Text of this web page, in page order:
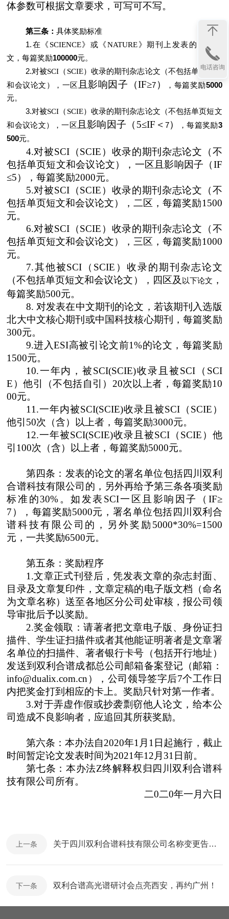
体参数可根据文章要求，可写可不写。
第三条：具体奖励标准
1.在《 SCIENCE》或《NATURE》期刊上发表的学术论
文，每篇奖励100000元。
2.对被SCI （ SCIE）收录的期刊杂志论文（不包括单页短文
和会议论文），一区 且影响因子（IF≥7 ） ，每篇奖励5000
元。
3.对被SCI （ SCIE）收录的期刊杂志论文（不包括单页短文
和会议论文），一区 且影响因子（ 5≤IF ＜ 7） ，每篇奖励3
500元。
4.对被SCI（SCIE ）收录的期刊杂志论文（不
包括单页短文和会议论文），一区且影响因子（IF
≤5），每篇奖励2000元。
5.对被SCI（SCIE ）收录的期刊杂志论文（不
包括单页短文和会议论文），二区，每篇奖励1500
元。
6.对被SCI（SCIE ）收录的期刊杂志论文（不
包括单页短文和会议论文），三区，每篇奖励1000
元。
7.其他被SCI （ SCIE ）收录的期刊杂志论文
（不包括单页短文和会议论文），四区及 以下论文 ，
每篇奖励500元。
8. 对发表在中文期刊的论文，若该期刊入选版
北大中文核心期刊或中国科技核心期刊，每篇奖励
300元。
9.进入ESI高被引论文前1%的论文，每篇奖励
1500元。
10.一年内，被SCI(SCIE)收录且被SCI（ SCI
E ）他引（不包括自引） 20次以上者，每篇奖励10
00元。
11.一年内被SCI(SCIE)收录且被SCI（ SCIE ）
他引 50次（含）以上者，每篇奖励3000元。
12.一年被SCI(SCIE)收录且被SCI（ SCIE ）他
引 100次（含）以上者，每篇奖励5000元。
第四条：发表的论文的署名单位包括四川双利
合谱科技有限公司的，另外再给予第三条各项奖励
标准的30% 。如发表 SCI一区且影响因子（ IF≥
7 ），每篇奖励5000元，署名单位包括四川双利合
谱科技有限公司的，另外奖励 5000*30%=1500
元，一共奖励6500元。
第五条：奖励程序
1.文章正式刊登后，凭发表文章的杂志封面、
目录及文章复印件，文章定稿的电子版文档（命名
为文章名称）送至各地区分公司处审核，报公司领
导审批后予以奖励。
2.奖金领取：请著者把文章电子版、身份证扫
描件、学生证扫描件或者其他能证明著者是文章署
名单位的扫描件、著者银行卡号（包括开行地址）
发送到双利合谱成都总公司邮箱备案登记（邮箱：
info@dualix.com.cn ），公司领导签字后7个工作日
内把奖金打到相应的卡上。奖励只针对第一作者。
3.对于弄虚作假或抄袭剽窃他人论文，给本公
司造成不良影响者，应追回其所获奖励。
第六条：本办法自2020年1 月 1 日起施行，截止
时间暂定论文发表时间为2021年12 月 31 日前。
第七条：本办法Z终解释权归四川双利合谱科
技有限公司所有。
二0二0年一月六日
上一条 关于四川双利合谱科技有限公司名称变更告知函
下一条 双利合谱高光谱研讨会点亮西安，再约广州！
电话咨询